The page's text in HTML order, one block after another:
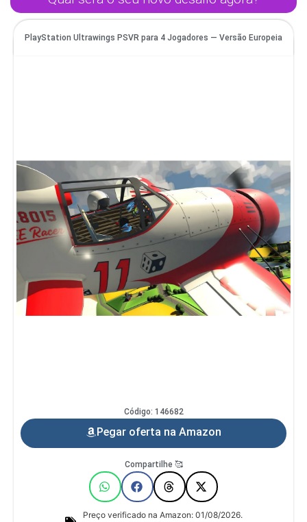
PlayStation Ultrawings PSVR para 4 Jogadores — Versão Europeia
Código: 146682
Pegar oferta na Amazon
Compartilhe 🥰
Preço verificado na Amazon: 01/08/2026.